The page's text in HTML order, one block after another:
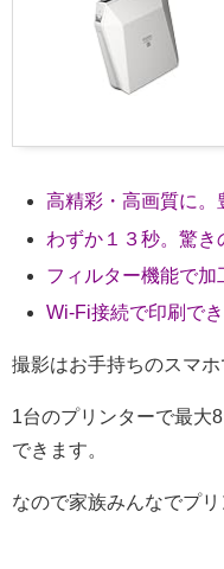
高精彩・高画質に。
わずか１３秒。驚き
フィルター機能で加
Wi-Fi接続で印刷で
撮影はお手持ちのスマホ
1台のプリンターで最大
できます。
なので家族みんなでプ